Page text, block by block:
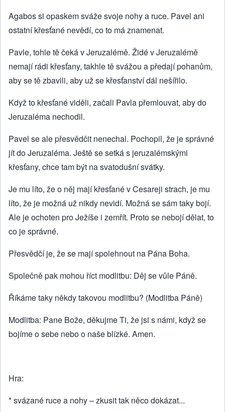
Agabos si opaskem sváže svoje nohy a ruce. Pavel ani
ostatní křesťané nevědí, co to má znamenat.
Pavle, tohle tě čeká v Jeruzalémě. Židé v Jeruzalémě
nemají rádi křesťany, takhle tě svážou a předají pohanům,
aby se tě zbavili, aby už se křesťanství dál nešířilo.
Když to křesťané viděli, začali Pavla přemlouvat, aby do
Jeruzaléma nechodil.
Pavel se ale přesvědčit nenechal. Pochopil, že je správné
jít do Jeruzaléma. Ještě se setká s jeruzalémskými
křesťany, chce tam být na svatodušní svátky.
Je mu líto, že o něj mají křesťané v Cesareji strach, je mu
líto, že je možná už nikdy nevidí. Možná se sám taky bojí.
Ale je ochoten pro Ježíše i zemřít. Proto se nebojí dělat, to
co je správné.
Přesvědčí je, že se mají spolehnout na Pána Boha.
Společně pak mohou říct modlitbu: Děj se vůle Páně.
Říkáme taky někdy takovou modlitbu? (Modlitba Páně)
Modlitba: Pane Bože, děkujme Ti, že jsi s námi, když se
bojíme o sebe nebo o naše blízké. Amen.
Hra:
* svázané ruce a nohy – zkusit tak něco dokázat...